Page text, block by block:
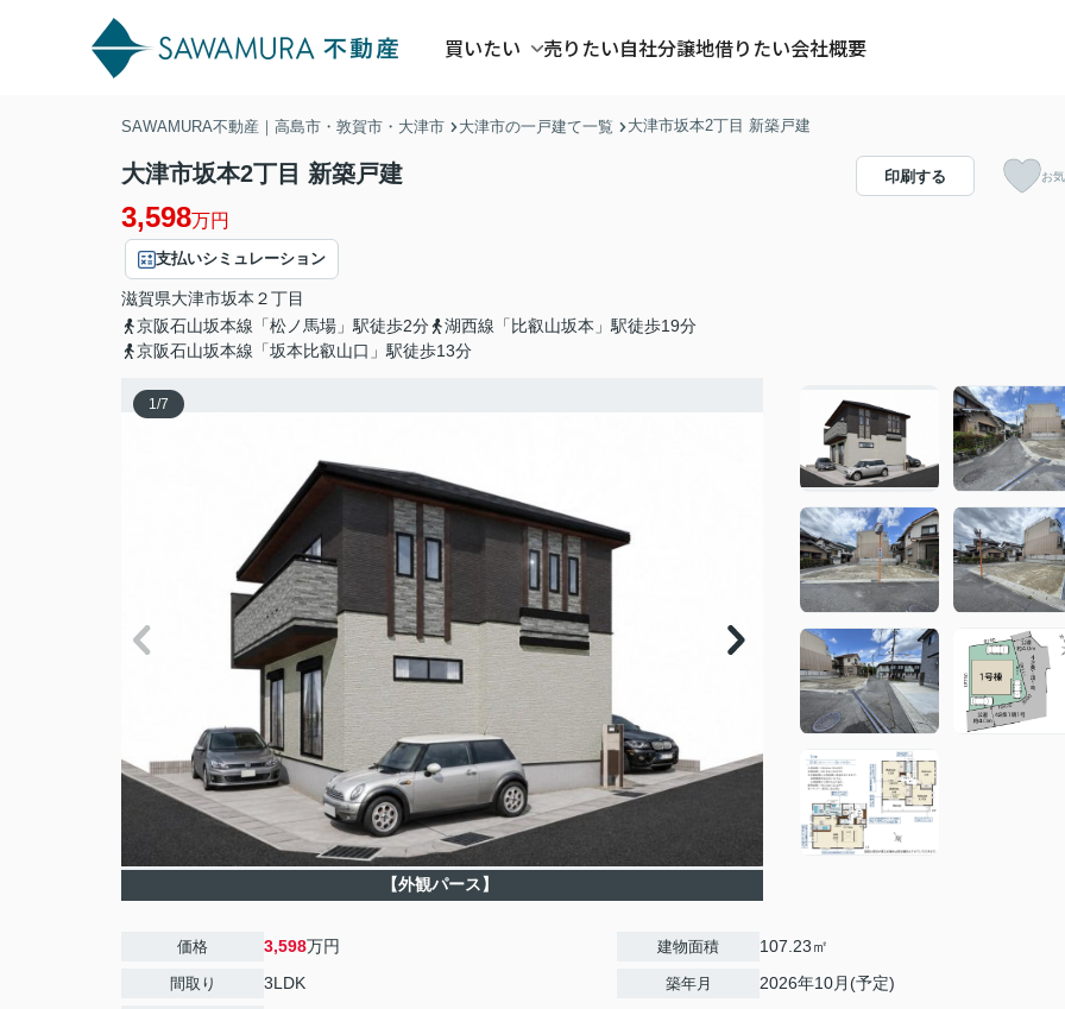
買いたい 売りたい自社分譲地借りたい会社概要
SAWAMURA不動産｜高島市・敦賀市・大津市 大津市の一戸建て一覧 大津市坂本2丁目 新築戸建
大津市坂本2丁目 新築戸建
3,598万円
支払いシミュレーション
滋賀県大津市坂本 ２丁目
京阪石山坂本線「松ノ馬場」駅徒歩2分
湖西線「比叡山坂本」駅徒歩19分
京阪石山坂本線「坂本比叡山口」駅徒歩13分
印刷する お
1/7
【外観パース】
価格 3,598万円
間取り 3LDK
建物面積 107.23㎡
築年月 2026年10月(予定)